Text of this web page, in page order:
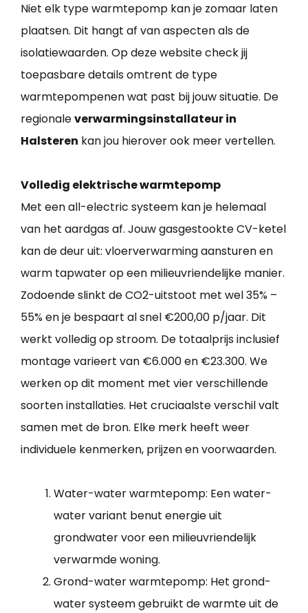
Niet elk type warmtepomp kan je zomaar laten
plaatsen. Dit hangt af van aspecten als de
isolatiewaarden. Op deze website check jij
toepasbare details omtrent de type
warmtepompenen wat past bij jouw situatie. De
regionaleverwarmingsinstallateur in
Halsteren kan jou hierover ook meer vertellen.
Volledig elektrische warmtepomp
Met een all-electric systeem kan je helemaal
van het aardgas af. Jouw gasgestookte CV-ketel
kan de deur uit: vloerverwarming aansturen en
warm tapwater op een milieuvriendelijke manier.
Zodoende slinkt de CO2-uitstoot met wel 35% –
55% en je bespaart al snel €200,00 p/jaar. Dit
werkt volledig op stroom. De totaalprijs inclusief
montage varieert van €6.000 en €23.300. We
werken op dit moment met vier verschillende
soorten installaties. Het cruciaalste verschil valt
samen met de bron. Elke merk heeft weer
individuele kenmerken, prijzen en voorwaarden.
Water-water warmtepomp: Een water-
water variant benut energie uit
grondwater voor een milieuvriendelijk
verwarmde woning.
Grond-water warmtepomp: Het grond-
water systeem gebruikt de warmte uit de